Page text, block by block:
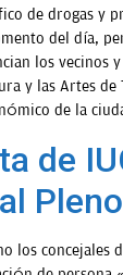
de drogas y
del día,
los vecinos
y las Artes de
de la
de
concejales